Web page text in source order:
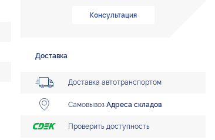
Консультация
Доставка
Доставка автотранспортом
СамовывозАдреса складов
Проверить доступность